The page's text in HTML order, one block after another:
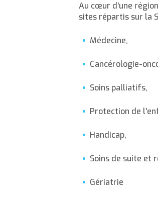
Au cœur d'une
sites répartis sur la
Médecine,
Cancérologie-
Soins palliatifs,
Protection de
Handicap,
Soins de suite et
Gériatrie